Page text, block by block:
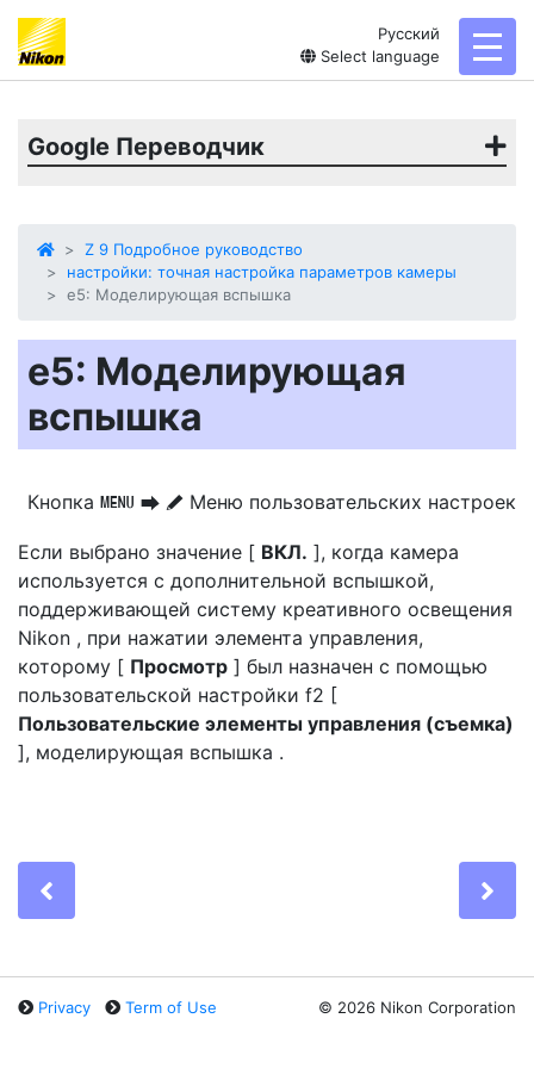
Русский
Select language
Google Переводчик
Z 9 Подробное руководство
настройки: точная настройка параметров камеры
e5: Моделирующая вспышка
e5: Моделирующая
вспышка
Кнопка G U A Меню пользовательских настроек
Если выбрано значение [ ВКЛ. ], когда камера
используется с дополнительной вспышкой,
поддерживающей систему креативного освещения
Nikon , при нажатии элемента управления,
которому [ Просмотр ] был назначен с помощью
пользовательской настройки f2 [
Пользовательские элементы управления (съемка)
], моделирующая вспышка .
Privacy Term of Use © 2026 Nikon Corporation